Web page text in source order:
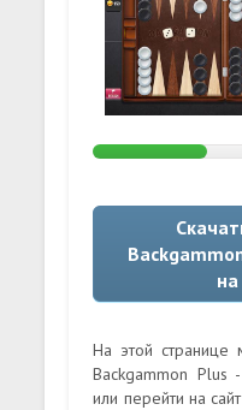
На этой странице
Backgammon
или перейти на